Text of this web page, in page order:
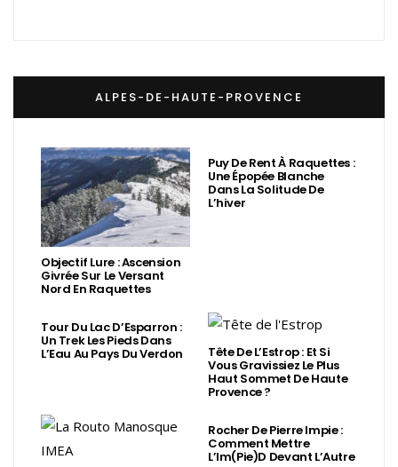
ALPES-DE-HAUTE-PROVENCE
Objectif Lure : Ascension
Givrée Sur Le Versant
Nord En Raquettes
Puy De Rent À Raquettes :
Une Épopée Blanche
Dans La Solitude De
L’hiver
Tour Du Lac D’Esparron :
Un Trek Les Pieds Dans
L’Eau Au Pays Du Verdon Tête De L’Estrop : Et Si
Vous Gravissiez Le Plus
Haut Sommet De Haute
Provence ?
Rocher De Pierre Impie :
Comment Mettre
L’Im(Pie)d Devant L’Autre